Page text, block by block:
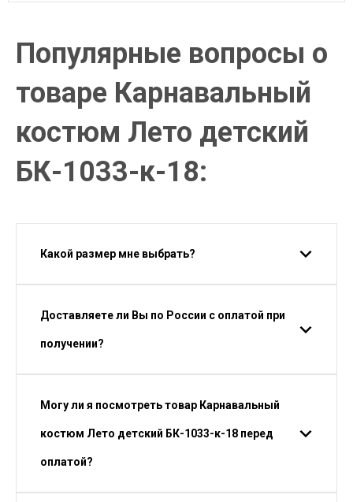
Популярные вопросы о
товаре Карнавальный
костюм Лето детский
БК-1033-к-18:
Какой размер мне выбрать?
Доставляете ли Вы по России с оплатой при
получении?
Могу ли я посмотреть товар Карнавальный
костюм Лето детский БК-1033-к-18 перед
оплатой?